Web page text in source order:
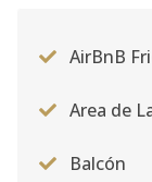
AirBnB
Area de
Balcón